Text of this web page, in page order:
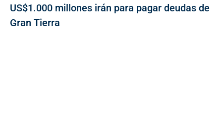
US$1.000 millones irán para pagar deudas de
Gran Tierra